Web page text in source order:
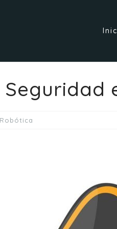
Seguridad
Robótica